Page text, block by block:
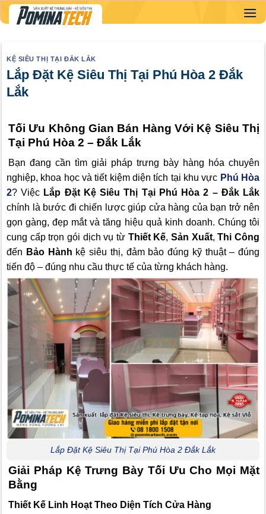
Skip
to
KỆ SIÊU THỊ TẠI ĐẮK LẮK
Lắp Đặt Kệ Siêu Thị Tại Phú Hòa 2 Đắk
Lắk
Tối Ưu Không Gian Bán Hàng Với Kệ Siêu Thị
Tại Phú Hòa 2 – Đắk Lắk
Bạn đang cần tìm giải pháp trưng bày hàng hóa chuyên
nghiệp, khoa học và tiết kiệm diện tích tại khu vực Phú Hòa
2? Việc Lắp Đặt Kệ Siêu Thị Tại Phú Hòa 2 – Đắk Lắk
chính là bước đi chiến lược giúp cửa hàng của bạn trở nên
gọn gàng, đẹp mắt và tăng hiệu quả kinh doanh. Chúng tôi
cung cấp trọn gói dịch vụ từ Thiết Kế,Sản Xuất,Thi Công
đến Bảo Hành kệ siêu thị, đảm bảo đúng kỹ thuật – đúng
tiến độ – đúng nhu cầu thực tế của từng khách hàng.
Lắp Đặt Kệ Siêu Thị Tại Phú Hòa 2 Đắk Lắk
Giải Pháp Kệ Trưng Bày Tối Ưu Cho Mọi Mặt
Bằng
Thiết Kế Linh Hoạt Theo Diện Tích Cửa Hàng